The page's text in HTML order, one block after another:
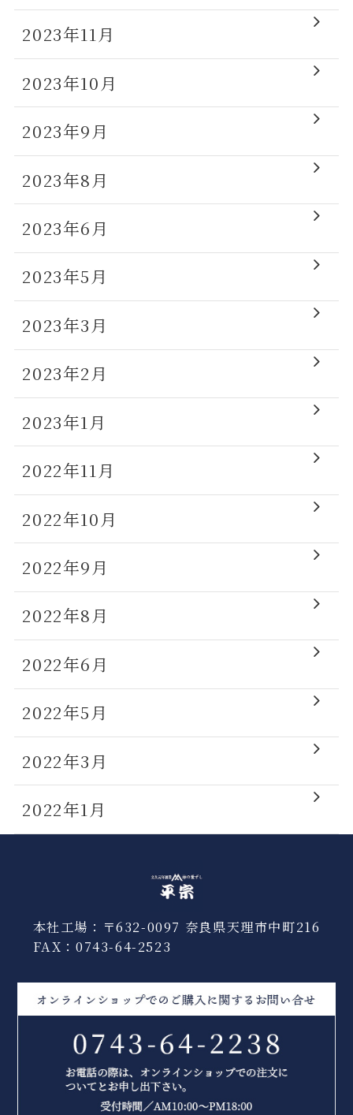
2023年11月
2023年10月
2023年9月
2023年8月
2023年6月
2023年5月
2023年3月
2023年2月
2023年1月
2022年11月
2022年10月
2022年9月
2022年8月
2022年6月
2022年5月
2022年3月
2022年1月
本社工場：〒632-0097 奈良県天理市中町216
FAX：0743-64-2523